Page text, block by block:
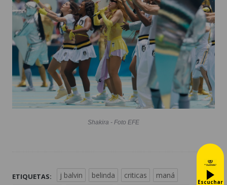
Shakira - Foto EFE
ETIQUETAS: j balvin belinda criticas
maná
Escuchar